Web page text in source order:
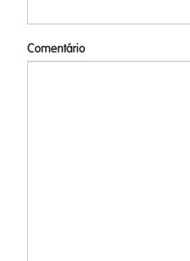
Comentário